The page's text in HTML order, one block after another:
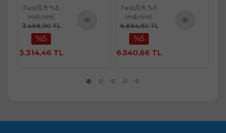
Fast/Eft %5
indirimli
3.488,90 TL
%5
3.314,46 TL
Fast/Eft %5
indirimli
6.884,90 TL
%5
6.540,66 TL